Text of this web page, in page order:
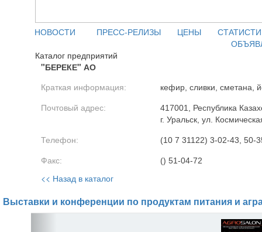
НОВОСТИ ПРЕСС-РЕЛИЗЫ ЦЕНЫ
Каталог предприятий
"БЕРЕКЕ" АО
Краткая информация: кефир, сливки, сметана,
Почтовый адрес:
417001, Республика
г. Уральск, ул.
Телефон: (10 7 31122) 3-02-43, 50-
Факс: () 51-04-72
<< Назад в каталог
Выставки и конференции по продуктам питания и